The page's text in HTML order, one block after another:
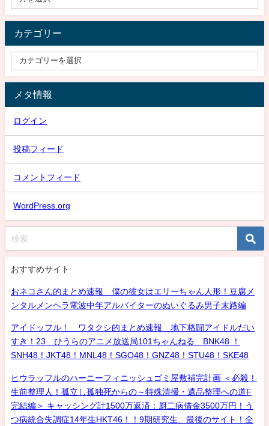
カテゴリー
メタ情報
ログイン
投稿フィード
コメントフィード
WordPress.org
おすすめサイト
おネコさん的まとめ速報 僕の彼女はエリーちゃん人形！豆腐メ
ンタルメンヘラ電波中年アルバイターのぬいぐるみ男子末路編
アイドッフル！ ワタクシ的まとめ速報 地下格闘アイドルだい
すき！23 ひうらのアニメ放送局101ちゃんねる BNK48 ！
SNH48！JKT48！MNL48！SGO48！GNZ48！STU48！SKE48
ヒウラッフルのハーニーフィニッシュゴミ屋敷補完計画 ＜必殺！
生前整理人！孤立し孤独死からの～特殊清掃・遺品整理への道F
完結編＞ キャッシング計1500万返済：厨二病借金3500万円！う
つ病統合失調症14年生HKT46！！9期研究生、最後のサイト！全